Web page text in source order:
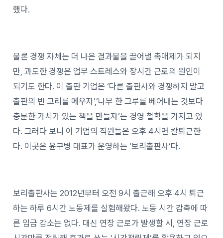
했다.
물론 경쟁 자체는 더 나은 결과물을 끌어낼 촉매제가 되지
만, 과도한 경쟁은 업무 스트레스와 장시간 근로의 원인이
되기도 한다. 이 출판 기업은 ‘다른 출판사와 경쟁하지 말고
출판의 빈 고리를 메우자’,’나무 한 그루를 베어내는 것보다
충분한 가치가 있는 책을 만들자’는 경영 철학을 가지고 있
다. 그러다 보니 이 기업의 직원들은 오후 4시면 칼퇴근한
다. 이곳은 윤구병 대표가 운영하는 ‘보리출판사’다.
보리출판사는 2012년부터 오전 9시 출근해 오후 4시 퇴근
하는 하루 6시간 노동제를 실험해왔다. 노동 시간 감축에 따
른 임금 감소는 없다. 대신 연장 근로가 발생할 시, 연장 근로